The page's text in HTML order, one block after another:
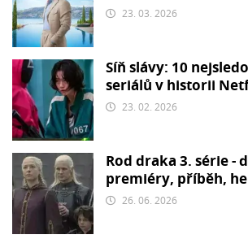
23. 03. 2026
Síň slávy: 10
seriálů v historii
23. 02. 2026
Rod draka 3. série -
premiéry, příběh,
26. 06. 2026